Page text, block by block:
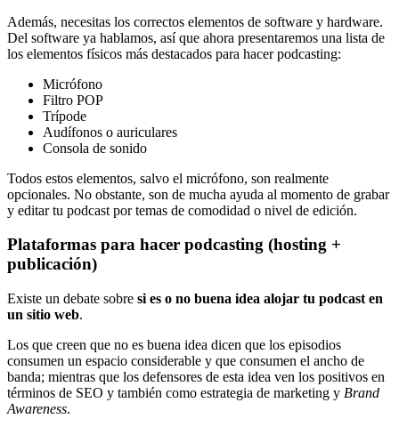
Además, necesitas los correctos elementos de software y hardware.
Del software ya hablamos, así que ahora presentaremos una lista de
los elementos físicos más destacados para hacer podcasting:
Micrófono
Filtro POP
Trípode
Audífonos o auriculares
Consola de sonido
Todos estos elementos, salvo el micrófono, son realmente
opcionales. No obstante, son de mucha ayuda al momento de grabar
y editar tu podcast por temas de comodidad o nivel de edición.
Plataformas para hacer podcasting (hosting +
publicación)
Existe un debate sobre si es o no buena idea alojar tu podcast en
un sitio web.
Los que creen que no es buena idea dicen que los episodios
consumen un espacio considerable y que consumen el ancho de
banda; mientras que los defensores de esta idea ven los positivos en
términos de SEO y también como estrategia de marketing y Brand
Awareness.